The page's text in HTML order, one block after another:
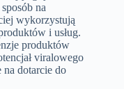
na
wykorzystują
i usług.
produktów
viralowego
na dotarcie do